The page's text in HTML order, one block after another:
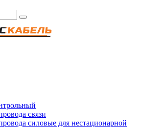
связи
силовые для нестационарной